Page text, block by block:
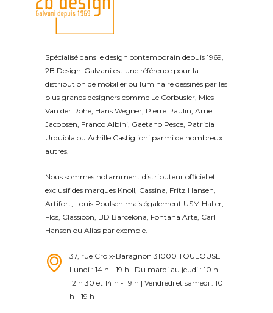
Spécialisé dans le design contemporain depuis 1969,
2B Design-Galvani est une référence pour la
distribution de mobilier ou luminaire dessinés par les
plus grands designers comme Le Corbusier, Mies
Van der Rohe, Hans Wegner, Pierre Paulin, Arne
Jacobsen, Franco Albini, Gaetano Pesce, Patricia
Urquiola ou Achille Castiglioni parmi de nombreux
autres.
Nous sommes notamment distributeur officiel et
exclusif des marques Knoll, Cassina, Fritz Hansen,
Artifort, Louis Poulsen mais également USM Haller,
Flos, Classicon, BD Barcelona, Fontana Arte, Carl
Hansen ou Alias par exemple.
37, rue Croix-Baragnon 31000 TOULOUSE
Lundi : 14 h - 19 h | Du mardi au jeudi : 10 h -
12 h 30 et 14 h - 19 h | Vendredi et samedi : 10
h - 19 h